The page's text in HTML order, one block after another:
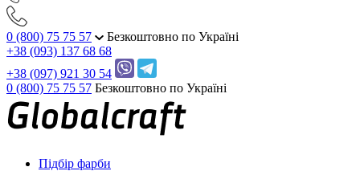
0 (800) 75 75 57
Безкоштовно по Україні
+38 (093) 137 68 68
+38 (097) 921 30 54
0 (800) 75 75 57 Безкоштовно по Україні
Підбір фарби